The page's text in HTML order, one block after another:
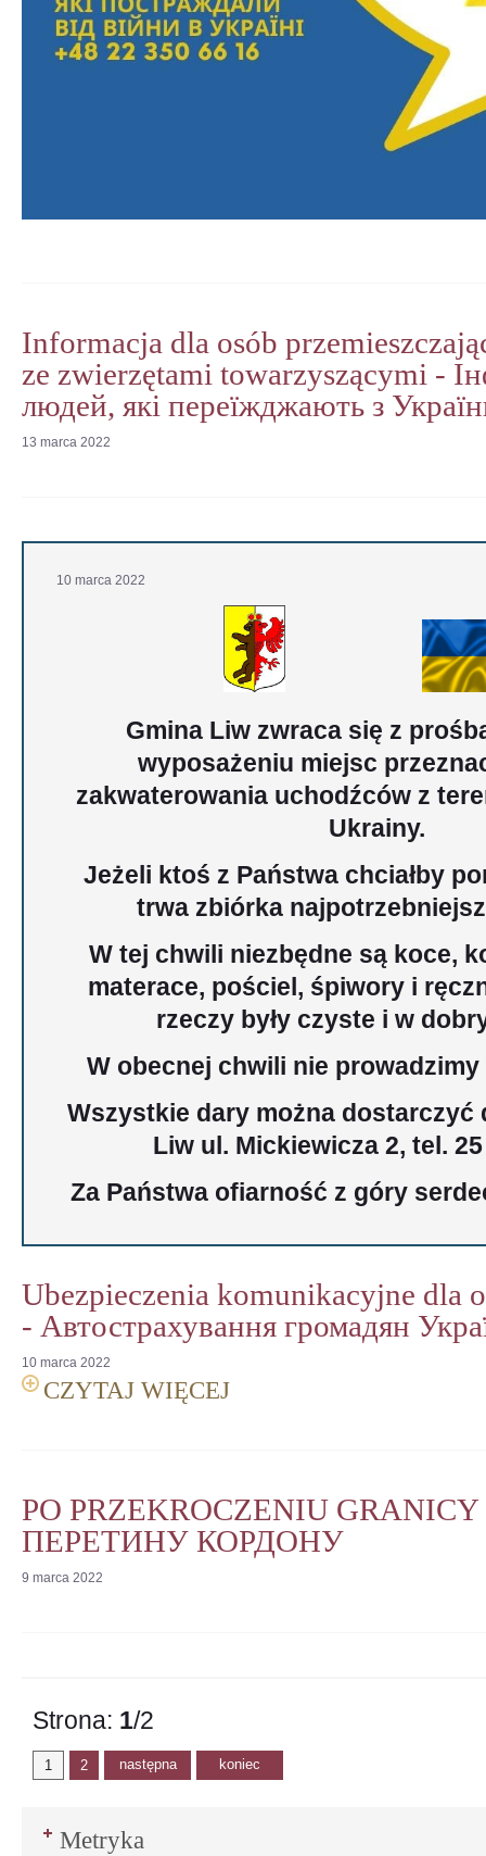
Informacja dla osób
ze zwierzętami towarzyszącymi -
людей, які переїжджають з
13 marca 2022
10 marca 2022
Gmina Liw zwraca się z
wyposażeniu miejsc
zakwaterowania uchodźców z
Ukrainy.
Jeżeli ktoś z Państwa chciałby
trwa zbiórka
W tej chwili niezbędne są koce,
materace, pościel, śpiwory i
rzeczy były czyste i w
W obecnej chwili nie
Wszystkie dary można dostarczyć
Liw ul. Mickiewicza 2, tel.
Za Państwa ofiarność z góry
Ubezpieczenia komunikacyjne dla
- Автострахування громадян
10 marca 2022
CZYTAJ WIĘCEJ
PO PRZEKROCZENIU
ПЕРЕТИНУ КОРДОНУ
9 marca 2022
Strona: 1/2
1 2 następna koniec
Metryka